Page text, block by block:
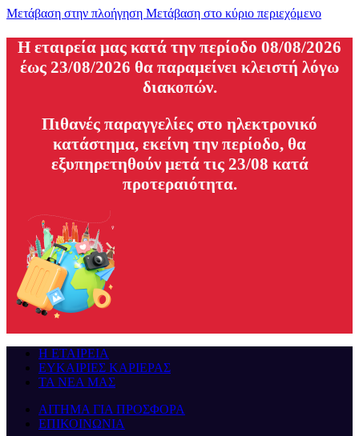
Μετάβαση στην πλοήγηση Μετάβαση στο κύριο περιεχόμενο
H εταιρεία μας κατά την περίοδο 08/08/2026
έως 23/08/2026 θα παραμείνει κλειστή λόγω
διακοπών.
Πιθανές παραγγελίες στο ηλεκτρονικό
κατάστημα, εκείνη την περίοδο, θα
εξυπηρετηθούν μετά τις 23/08 κατά
προτεραιότητα.
Η ΕΤΑΙΡΕΙΑ
ΕΥΚΑΙΡΙΕΣ ΚΑΡΙΕΡΑΣ
ΤΑ ΝΕΑ ΜΑΣ
ΑΙΤΗΜΑ ΓΙΑ ΠΡΟΣΦΟΡΑ
ΕΠΙΚΟΙΝΩΝΙΑ